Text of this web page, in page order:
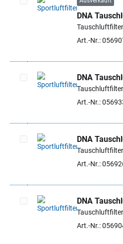
Artikel auswählen
DNA
Tauschluftfilter
Art.-Nr.:
Artikel auswählen
DNA
Tauschluftfilter
Art.-Nr.:
Artikel auswählen
DNA
Tauschluftfilter
Art.-Nr.:
Artikel auswählen
DNA
Tauschluftfilter
Art.-Nr.: